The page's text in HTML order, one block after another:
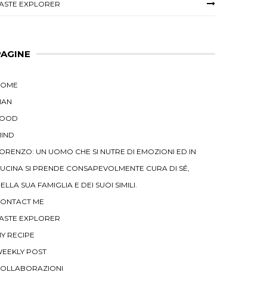
EXPLORER
UN UOMO CHE SI NUTRE DI EMOZIONI ED IN
SI PRENDE CONSAPEVOLMENTE CURA DI SÉ,
SUA FAMIGLIA E DEI SUOI SIMILI.
ME
EXPLORER
RECIPE
POST